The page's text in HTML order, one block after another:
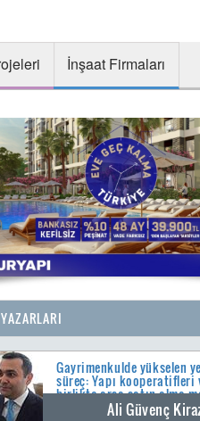
İnşaat Firmaları
Gayrimenkulde yükselen
süreç: Yapı kooperatifleri
birlikte arsa satın alma
Ali Güvenç